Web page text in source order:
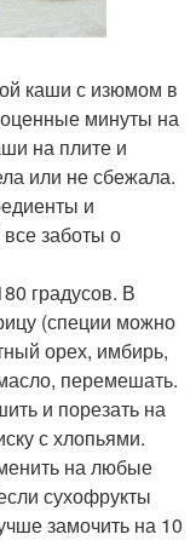
каши с изюмом в
минуты на
на плите и
или не сбежала.
и
все заботы о
градусов. В
(специи можно
орех, имбирь,
перемешать.
и порезать на
с хлопьями.
на любые
сухофрукты
замочить на 10